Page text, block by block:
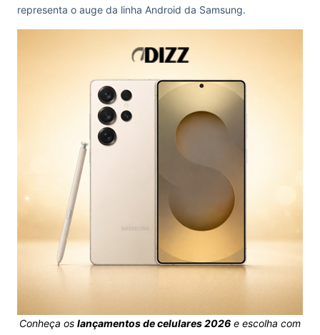
representa o auge da linha Android da Samsung.
Conheça os lançamentos de celulares 2026 e escolha com